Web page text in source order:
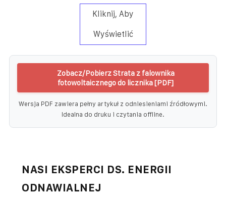
Kliknij, Aby
Wyświetlić
Zobacz/Pobierz Strata z falownika
fotowoltaicznego do licznika [PDF]
Wersja PDF zawiera pełny artykuł z odniesieniami źródłowymi.
Idealna do druku i czytania offline.
NASI EKSPERCI DS. ENERGII
ODNAWIALNEJ